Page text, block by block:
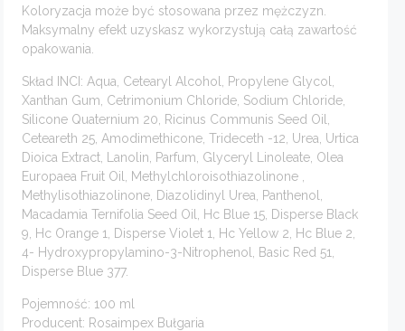
Koloryzacja może być stosowana przez mężczyzn.
Maksymalny efekt uzyskasz wykorzystują całą zawartość
opakowania.
Skład INCI: Aqua, Cetearyl Alcohol, Propylene Glycol,
Xanthan Gum, Cetrimonium Chloride, Sodium Chloride,
Silicone Quaternium 20, Ricinus Communis Seed Oil,
Ceteareth 25, Amodimethicone, Trideceth -12, Urea, Urtica
Dioica Extract, Lanolin, Parfum, Glyceryl Linoleate, Olea
Europaea Fruit Oil, Methylchloroisothiazolinone ,
Methylisothiazolinone, Diazolidinyl Urea, Panthenol,
Macadamia Ternifolia Seed Oil, Hc Blue 15, Disperse Black
9, Hc Orange 1, Disperse Violet 1, Hc Yellow 2, Hc Blue 2,
4- Hydroxypropylamino-3-Nitrophenol, Basic Red 51,
Disperse Blue 377.
Pojemność: 100 ml
Producent: Rosaimpex Bułgaria